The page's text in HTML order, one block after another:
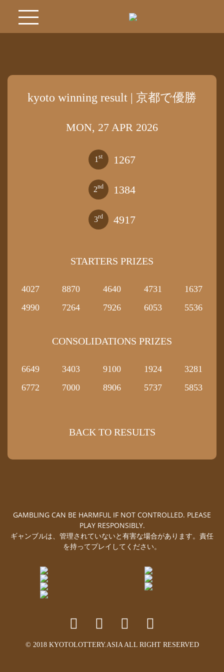
kyoto winning result | 京都で優勝
MON, 27 APR 2026
1 st 1267
2nd 1384
3rd 4917
STARTERS PRIZES
4027 8870 4640 4731
1637
4990
7264 7926 6053 5536
CONSOLIDATIONS PRIZES
6649 3403 9100 1924
3281
6772
7000 8906 5737 5853
BACK TO RESULTS
GAMBLING CAN BE HARMFUL IF NOT CONTROLLED. PLEASE
PLAY RESPONSIBLY.
ギャンブルは、管理されていないと有害な場合があります。責任
を持ってプレイしてください。
© 2018 KYOTOLOTTERY.ASIA ALL RIGHT RESERVED